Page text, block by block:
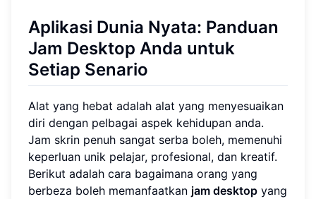
Aplikasi Dunia Nyata: Panduan
Jam Desktop Anda untuk
Setiap Senario
Alat yang hebat adalah alat yang menyesuaikan
diri dengan pelbagai aspek kehidupan anda.
Jam skrin penuh sangat serba boleh, memenuhi
keperluan unik pelajar, profesional, dan kreatif.
Berikut adalah cara bagaimana orang yang
berbeza boleh memanfaatkan jam desktop yang